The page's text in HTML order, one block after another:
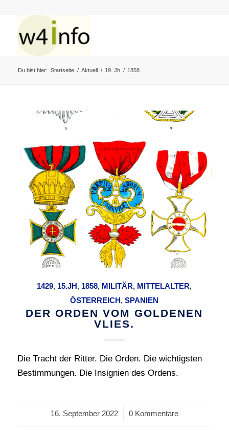
Du bist hier: Startseite / Aktuell / 19. Jh / 1858
1429, 15.JH, 1858, MILITÄR, MITTELALTER,
ÖSTERREICH,SPANIEN
DER ORDEN VOM GOLDENEN
VLIES.
Die Tracht der Ritter. Die Orden. Die wichtigsten
Bestimmungen. Die Insignien des Ordens.
16. September 2022
/ 0 Kommentare